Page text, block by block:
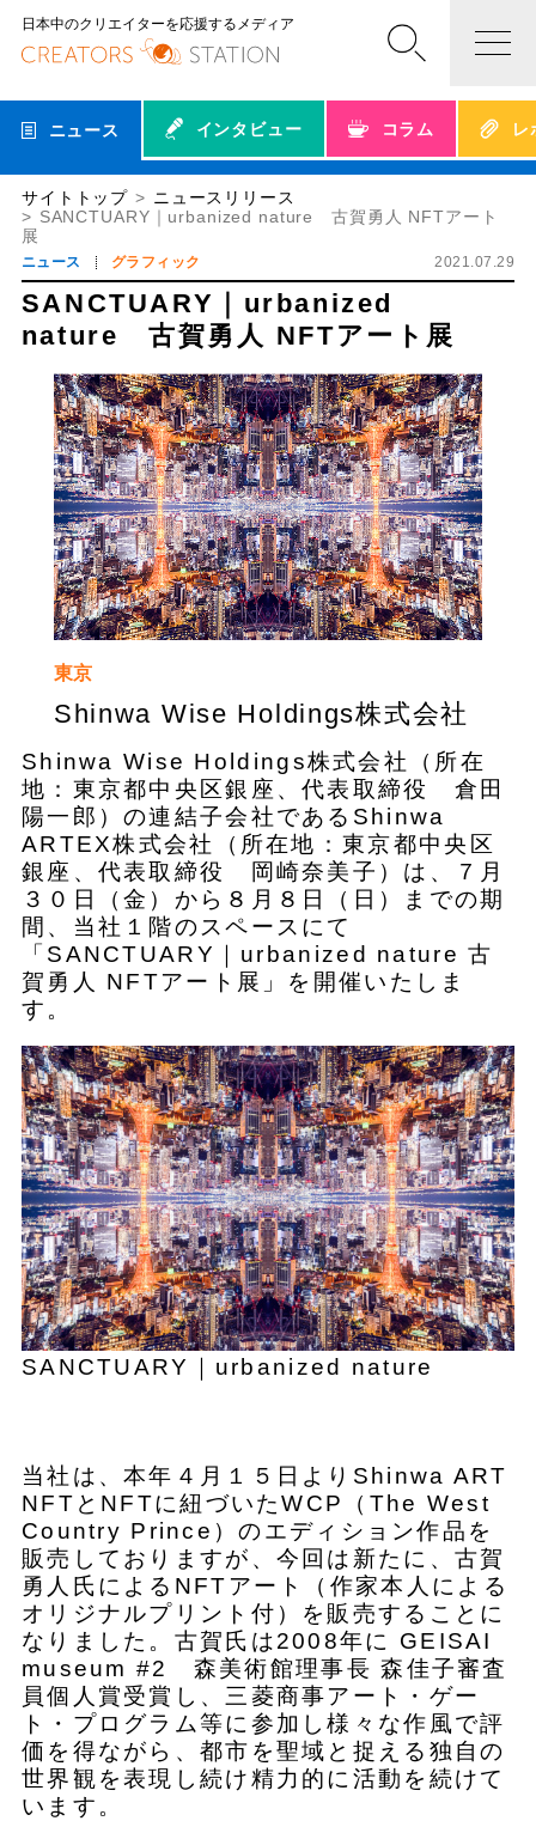
日本中のクリエイターを応援するメディア
ニュース インタビュー コラム レ
サイトトップ
ニュースリリース
SANCTUARY｜urbanized nature 古賀勇人 NFTアート
展
ニュース グラフィック 2021.07.29
SANCTUARY｜urbanized
nature 古賀勇人 NFTアート展
東京
Shinwa Wise Holdings株式会社
Shinwa Wise Holdings株式会社（所在
地：東京都中央区銀座、代表取締役 倉田
陽一郎）の連結子会社であるShinwa
ARTEX株式会社（所在地：東京都中央区
銀座、代表取締役 岡崎奈美子）は、７月
３０日（金）から８月８日（日）までの期
間、当社１階のスペースにて
「SANCTUARY｜urbanized nature 古
賀勇人 NFTアート展」を開催いたしま
す。
SANCTUARY｜urbanized nature
当社は、本年４月１５日よりShinwa ART
NFTとNFTに紐づいたWCP（The West
Country Prince）のエディション作品を
販売しておりますが、今回は新たに、古賀
勇人氏によるNFTアート（作家本人による
オリジナルプリント付）を販売することに
なりました。古賀氏は2008年に GEISAI
museum #2 森美術館理事長 森佳子審査
員個人賞受賞し、三菱商事アート・ゲー
ト・プログラム等に参加し様々な作風で評
価を得ながら、都市を聖域と捉える独自の
世界観を表現し続け精力的に活動を続けて
います。